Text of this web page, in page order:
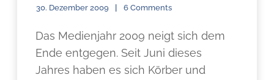
30. Dezember 2009 6 Comments
Das Medienjahr 2009 neigt sich dem
Ende entgegen. Seit Juni dieses
Jahres haben es sich Körber und